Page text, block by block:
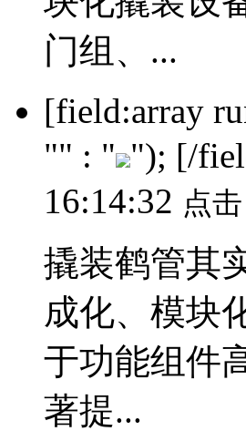
门组、...
[field:array
"" : " "); [/
16:14:32 点击
撬装鹤管其
成化、模块
于功能组件
著提...